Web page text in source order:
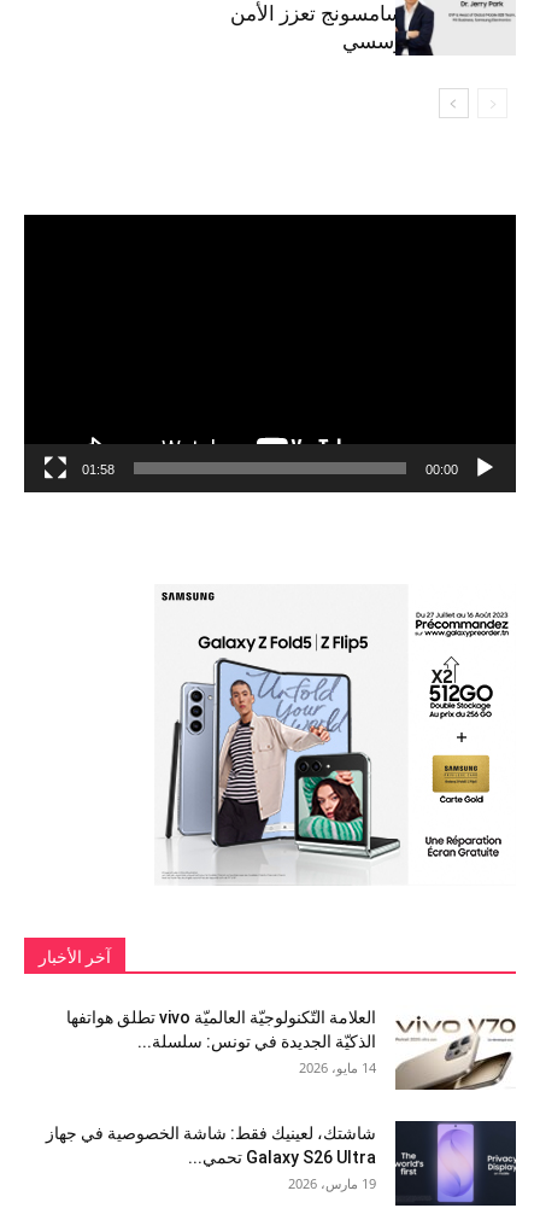
المحمولة من سامسونج تعزز الأمن
السيبراني المؤسسي
00:00
01:58
آخر الأخبار
العلامة التّكنولوجيّة العالميّة vivo تطلق هواتفها
الذكيّة الجديدة في تونس: سلسلة...
14 مايو، 2026
شاشتك، لعينيك فقط: شاشة الخصوصية في جهاز
Galaxy S26 Ultra تحمي...
19 مارس، 2026